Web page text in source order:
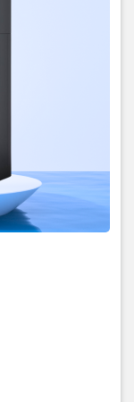
việc duy trì sự
trội, Deebot X9 Pro
mảnh vụn trên mọi
nhiều chức năng
bạn hoàn toàn
điều hướng laser
bản đồ chính xác
tối ưu hóa lộ trình
bẩn cứng đầu và
và tùy chỉnh